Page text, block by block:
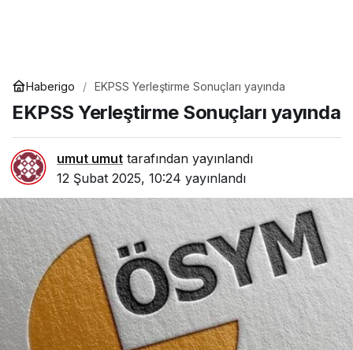
Haberigo EKPSS Yerleştirme Sonuçları yayında
EKPSS Yerleştirme Sonuçları yayında
umut umut tarafından yayınlandı
12 Şubat 2025, 10:24 yayınlandı